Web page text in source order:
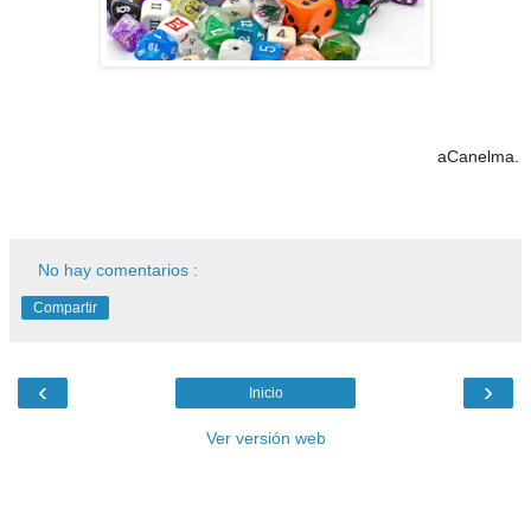
aCanelma.
No hay comentarios :
Compartir
‹ ›
Inicio
Ver versión web